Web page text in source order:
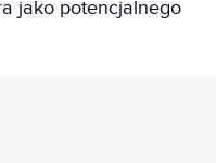
jako potencjalnego